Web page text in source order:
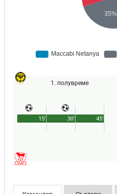
1. полувреме
45'
15' 30'